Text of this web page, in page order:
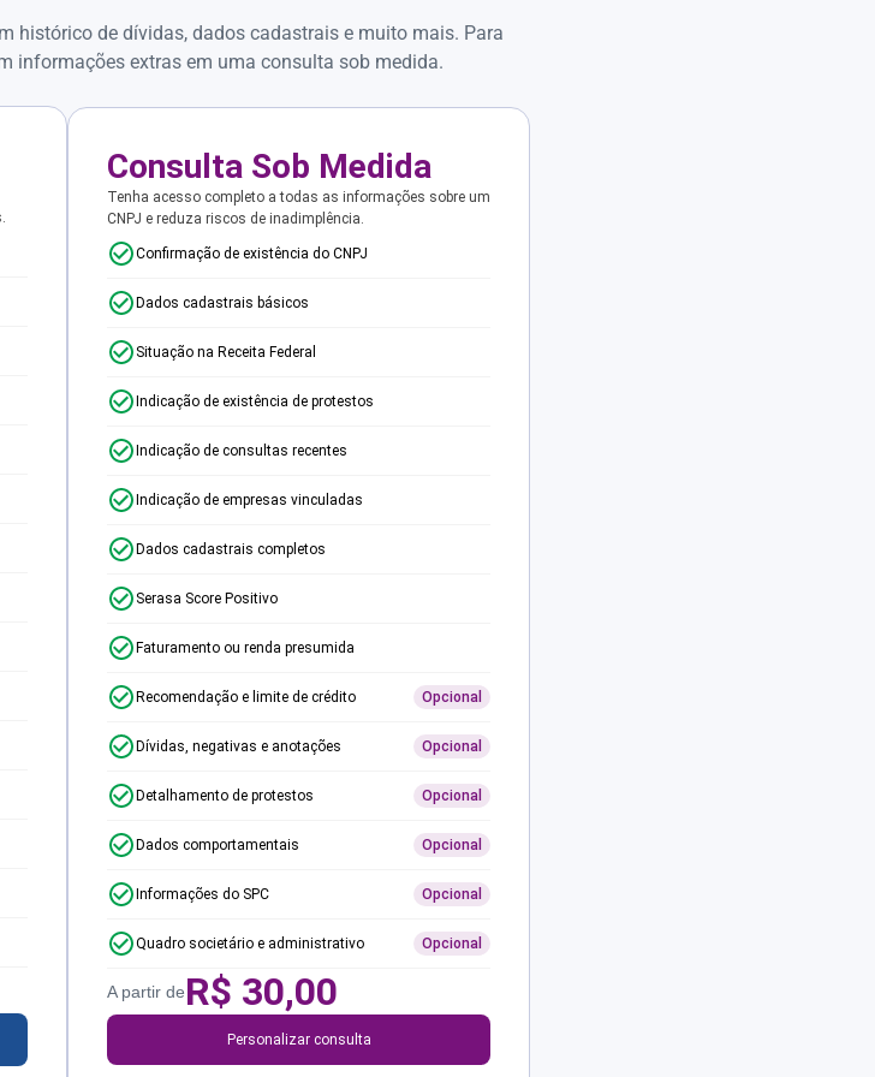
histórico de dívidas, dados cadastrais e muito mais. Para
informações extras em uma consulta sob medida.
Consulta Sob Medida
Tenha acesso completo a todas as informações sobre um
CNPJ e reduza riscos de inadimplência.
Confirmação de existência do CNPJ
Dados cadastrais básicos
Situação na Receita Federal
Indicação de existência de protestos
Indicação de consultas recentes
Indicação de empresas vinculadas
Dados cadastrais completos
Serasa Score Positivo
Faturamento ou renda presumida
Recomendação e limite de crédito Opcional
Dívidas, negativas e anotações Opcional
Detalhamento de protestos Opcional
Dados comportamentais Opcional
Informações do SPC Opcional
Quadro societário e administrativo Opcional
A partir deR$ 30,00
Personalizar consulta